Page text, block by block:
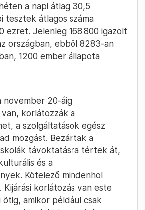
a napi átlag 30,5
tesztek átlagos száma
ezret. Jelenleg 168 800 igazolt
országban, ebből 8283-an
1200 ember állapota
november 20-áig
korlátozzák a
a szolgáltatások egész
mozgást. Bezártak a
távoktatásra tértek át,
és a
Kötelező mindenhol
Kijárási korlátozás van este
ötig, amikor például csak